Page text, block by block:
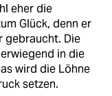
eher die
Glück, denn er
gebraucht. Die
in die
wird die Löhne
setzen.